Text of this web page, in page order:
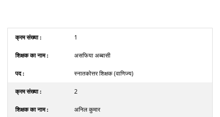
1
असफिया अब्बासी
स्नातकोत्तर शिक्षक (वाणिज्य)
2
अनिल कुमार